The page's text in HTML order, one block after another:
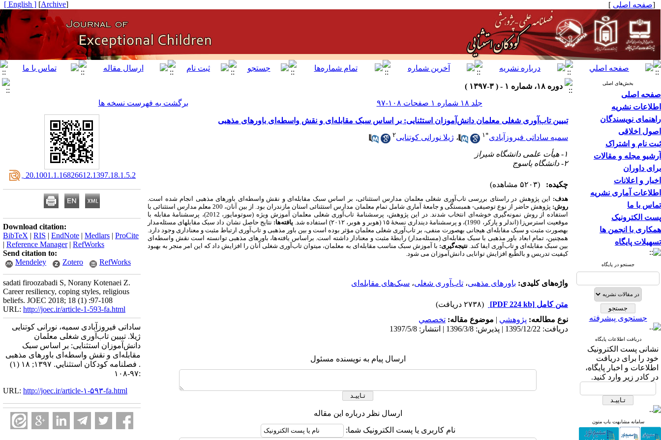
[صفحه اصلی ]
[
Archive
]
[ English ]
بخش‌های اصلی
صفحه اصلی
اطلاعات نشریه
راهنمای نویسندگان
اصول اخلاقی
ثبت نام و اشتراک
آرشیو مجله و مقالات
برای داوران
اخبار و اعلانات
اطلاعات آماری نشریه
تماس با ما
پست الکترونیک
همکاری با انجمن ها
تسهیلات پایگاه
جستجو در پایگاه
جستجوی پیشرفته
دریافت اطلاعات پایگاه
نشانی پست الکترونیک
خود را برای دریافت
اطلاعات و اخبار پایگاه،
در کادر زیر وارد کنید.
سامانه مشابهت یاب متون
دوره ۱۸، شماره ۱ - ( ۳-۱۳۹۷ )
جلد ۱۸ شماره ۱ صفحات ۱۰۸-۹۷
برگشت به فهرست نسخه ها
تبیین تاب‌آوری شغلی معلمان دانش‌آموزان استثنایی: بر اساس سبک مقابله‌ای و نقش واسطه‌ای باورهای مذهبی
سمیه ساداتی فیروزآبادی*۱ ، ژیلا نورانی کوتنایی۲
۱- هیأت علمی دانشگاه شیراز
۲- دانشگاه یاسوج
چکیده: (۵۲۰۳ مشاهده)
هدف: این پژوهش در راستای بررسی تاب‌آوری شغلی معلمان مدارس استثنائی، بر اساس سبک مقابله‌ای و نقش واسطه‌ای باورهای مذهبی انجام شده است.
روش:
پژوهش حاضر از نوع توصیفی- همبستگی و جامعۀ آماری شامل تمام معلمان مدارس استثنائی استان مازندران بود. از بین آنان، 200 معلم مدارس استثنائی با
استفاده از روش نمونه‌گیری خوشه‌ای انتخاب شدند. در این پژوهش، پرسشنامۀ تاب‌آوری شغلی معلمان آموزش ویژه (سوتومایور، 2012)، پرسشنامۀ مقابله با
موقعیت استرس‌زا (اندلر و پارکر، 1990)، و
پرسشنامۀ دینداری نسخۀ ۱۵ (هوبر و هوبر، ۲۰۱۲) استفاده شد. یافته‌ها: نتایج حاصل نشان داد سبک مقابله­ای مسئله‌مدار
به­صورت مثبت و سبک مقابله‌ای هیجانی به­صورت منفی، بر تاب‌آوری شغلی معلمان مؤثر بوده است و بین باور مذهبی و تاب‌آوری ارتباط مثبت و معناداری وجود دارد.
همچنین، تمام ابعاد باور مذهبی با سبک مقابله‌ای (مسئله‌مدار) رابطۀ مثبت و معنادار داشته است. براساس یافته‌ها، باورهای مذهبی توانسته است نقش واسطه‌‌ای
بین سبک مقابله‌ای و تاب‌آوری ایفا ‌کند. نتیجه‌گیری: با آموزش سبک مناسب مقابله‌­ای به معلمان، می­توان تاب‌آوری شغلی آنان را افزایش داد که این امر منجر به بهبود
کیفیت تدریس‌ و بالطّبع افزایش توانایی دانش‌آموزان می­ شود.
واژه‌های کلیدی: باورهای مذهبی، تاب‌آوری شغلی، سبک‌های مقابله‌ای
متن کامل [PDF 224 kb]
(۲۷۳۸ دریافت)
نوع مطالعه: پژوهشي | موضوع مقاله: تخصصي
دریافت: 1395/12/22 | پذیرش: 1396/3/8 | انتشار: 1397/5/8
ارسال پیام به نویسنده مسئول
ارسال نظر درباره این مقاله
نام کاربری یا پست الکترونیک شما:
‎ 20.1001.1.16826612.1397.18.1.5.2
Download citation:
BibTeX | RIS | EndNote | Medlars | ProCite
| Reference Manager| RefWorks
Send citation to:
Mendeley
Zotero RefWorks
sadati firoozabadi S, Norany Kotenaei Z.
Career resiliency, coping styles, religious
beliefs. JOEC 2018; 18 (1) :97-108
URL: http://joec.ir/article-1-593-fa.html
ساداتی فیروزآبادی سمیه، نورانی کوتنایی
ژیلا. تبیین تاب‌آوری شغلی معلمان
دانش‌آموزان استثنایی: بر اساس سبک
مقابله‌ای و نقش واسطه‌ای باورهای مذهبی
. فصلنامه كودكان استثنايي. ۱۳۹۷; ۱۸ (۱)
:۹۷-۱۰۸
URL: http://joec.ir/article-۱-۵۹۳-fa.html